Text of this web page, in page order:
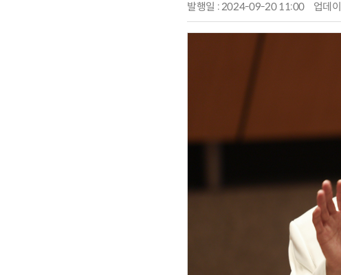
발행일 : 2024-09-20 11:00 업데